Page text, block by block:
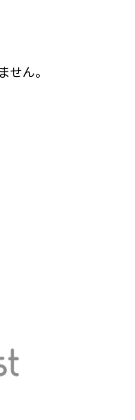
せん。